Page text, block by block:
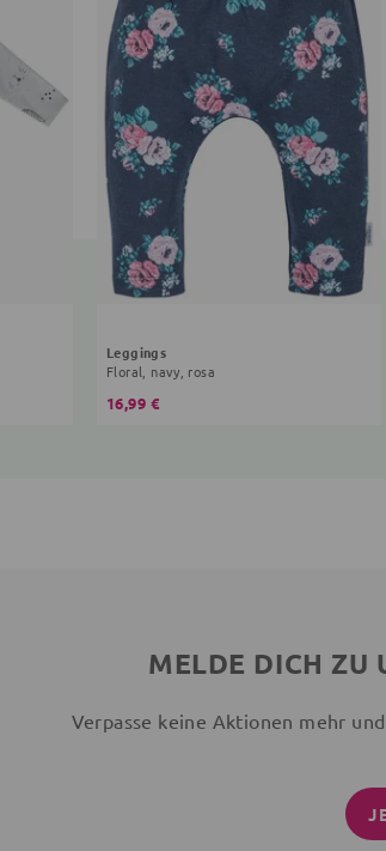
Leggings
Floral, navy, rosa
16,99 €
MELDE DICH ZU
Verpasse keine Aktionen mehr